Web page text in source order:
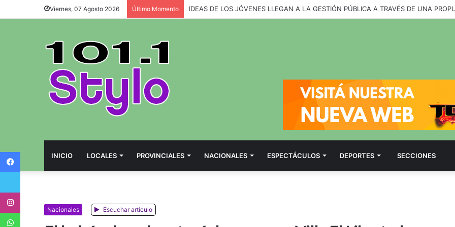
Viernes, 07 Agosto 2026 Último Momento IDEAS DE LOS JÓVENES LLEGAN A LA GESTIÓN PÚBLICA A TRAVÉS DE UNA
INICIO LOCALES PROVINCIALES NACIONALES ESPECTÁCULOS DEPORTES SECCIONES
Nacionales Escuchar artículo
Twitter
WhatsApp